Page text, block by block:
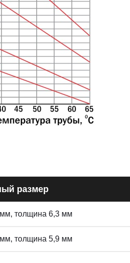
размер
толщина 6,3 мм
толщина 5,9 мм